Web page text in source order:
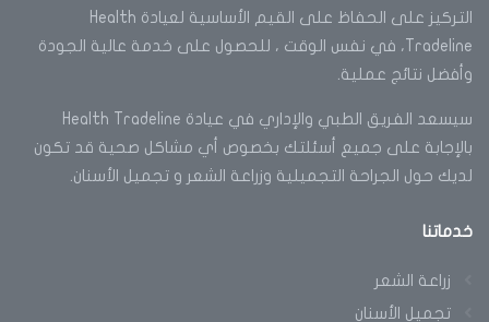
التركيز على الحفاظ على القيم الأساسية لعيادة Health
Tradeline، في نفس الوقت ، للحصول على خدمة عالية الجودة
وأفضل نتائج عملية.
سيسعد الفريق الطبي والإداري في عيادة Health Tradeline
بالإجابة على جميع أسئلتك بخصوص أي مشاكل صحية قد تكون
لديك حول الجراحة التجميلية وزراعة الشعر و تجميل الأسنان.
خدماتنا
زراعة الشعر
تجميل الأسنان